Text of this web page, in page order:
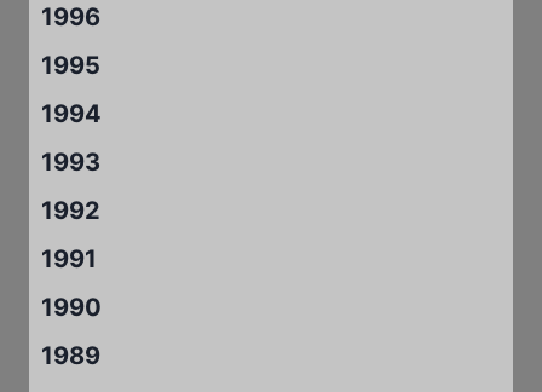
1996
1995
1994
1993
1992
1991
1990
1989